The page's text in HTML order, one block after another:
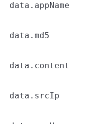
data.appName
data.md5
data.content
data.srcIp